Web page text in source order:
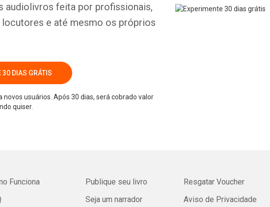
audiolivros feita por profissionais,
locutores e até mesmo os próprios
30 DIAS GRÁTIS
novos usuários. Após 30 dias, será cobrado valor
quiser.
Funciona
Publique seu livro
Seja um narrador
Resgatar Voucher
Aviso de Privacidade